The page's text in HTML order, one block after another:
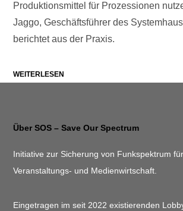
Produktionsmittel für Prozessionen
Jaggo, Geschäftsführer des
berichtet aus der Praxis.
WEITERLESEN
Über SOS – Save Our Spectrum
Initiative zur Sicherung von Funkspektrum
Veranstaltungs- und Medienwirtschaft.
Eingetragen im seit 2022 existierenden